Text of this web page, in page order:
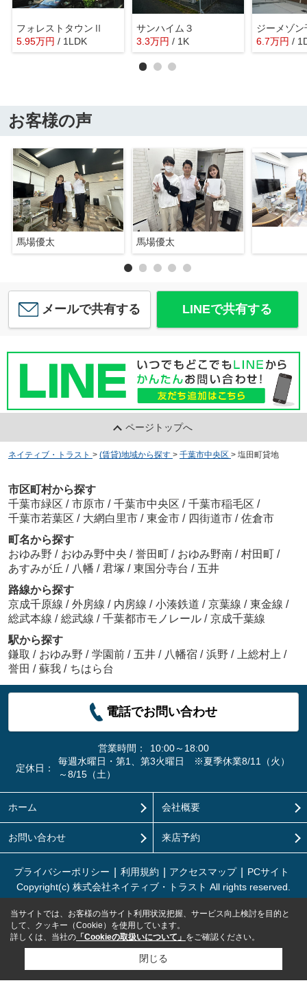
フォレストタウンⅡ
5.95万円 / 1LDK
サンハイム３
3.3万円 / 1K 6.7万円 /
お客様の声
馬場優太 馬場優太
メールで共有する LINEで共有する
ページトップへ
ネイティブ・トラスト > (賃貸)地域から探す > 千葉市中央区 > 塩田町貸地
市区町村から探す
千葉市緑区 / 市原市 / 千葉市中央区 / 千葉市稲毛区 /
千葉市若葉区 / 大網白里市 / 東金市 / 四街道市 / 佐倉市
町名から探す
おゆみ野 / おゆみ野中央 / 誉田町 / おゆみ野南 / 村田町 /
あすみが丘 / 八幡 / 君塚 / 東国分寺台 / 五井
路線から探す
京成千原線 / 外房線 / 内房線 / 小湊鉄道 / 京葉線 / 東金線 /
総武本線 / 総武線 / 千葉都市モノレール / 京成千葉線
駅から探す
鎌取 / おゆみ野 / 学園前 / 五井 / 八幡宿 / 浜野 / 上総村上 /
誉田 / 蘇我 / ちはら台
電話でお問い合わせ
営業時間：
10:00～18:00
定休日：
毎週水曜日・第1、第3火曜日 ※夏季休業8/11（火）
～8/15（土）
ホーム 会社概要
お問い合わせ 来店予約
プライバシーポリシー 利用規約 アクセスマップ
PCサイト
Copyright(c) 株式会社ネイティブ・トラスト All rights reserved.
当サイトでは、お客様の当サイト利用状況把握、サービス向上検討を目的と
して、クッキー（Cookie）を使用しています。
詳しくは、当社の 「Cookieの取扱いについて」 をご確認ください。
閉じる